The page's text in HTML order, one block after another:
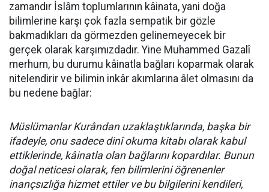
zamandır İslâm toplumlarının kâinata, yani doğa
bilimlerine karşı çok fazla sempatik bir gözle
bakmadıkları da görmezden gelinemeyecek bir
gerçek olarak karşımızdadır. Yine Muhammed Gazalî
merhum, bu durumu kâinatla bağları koparmak olarak
nitelendirir ve bilimin inkâr akımlarına âlet olmasını da
bu nedene bağlar:
Müslümanlar Kurândan uzaklaştıklarında, başka bir
ifadeyle, onu sadece di­nî okuma kitabı olarak kabul
ettiklerinde, kâinatla olan bağlarını kopardılar. Bu­nun
doğal neticesi olarak, fen bilimlerini öğrenenler
inançsızlığa hizmet etti­ler ve bu bilgilerini kendileri,